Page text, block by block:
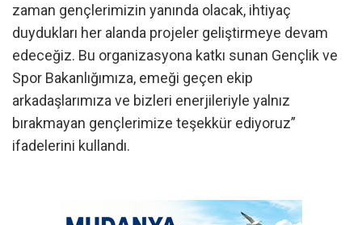
zaman gençlerimizin yanında olacak, ihtiyaç
duydukları her alanda projeler geliştirmeye devam
edeceğiz. Bu organizasyona katkı sunan Gençlik ve
Spor Bakanlığımıza, emeği geçen ekip
arkadaşlarımıza ve bizleri enerjileriyle yalnız
bırakmayan gençlerimize teşekkür ediyoruz”
ifadelerini kullandı.